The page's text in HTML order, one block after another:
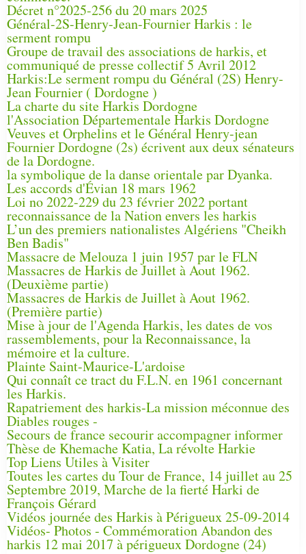
Décret n°2025-256 du 20 mars 2025
Général-2S-Henry-Jean-Fournier Harkis : le
serment rompu
Groupe de travail des associations de harkis, et
communiqué de presse collectif 5 Avril 2012
Harkis:Le serment rompu du Général (2S) Henry-
Jean Fournier ( Dordogne )
La charte du site Harkis Dordogne
l'Association Départementale Harkis Dordogne
Veuves et Orphelins et le Général Henry-jean
Fournier Dordogne (2s) écrivent aux deux sénateurs
de la Dordogne.
la symbolique de la danse orientale par Dyanka.
Les accords d'Évian 18 mars 1962
Loi no 2022-229 du 23 février 2022 portant
reconnaissance de la Nation envers les harkis
L’un des premiers nationalistes Algériens "Cheikh
Ben Badis"
Massacre de Melouza 1 juin 1957 par le FLN
Massacres de Harkis de Juillet à Aout 1962.
(Deuxième partie)
Massacres de Harkis de Juillet à Aout 1962.
(Première partie)
Mise à jour de l'Agenda Harkis, les dates de vos
rassemblements, pour la Reconnaissance, la
mémoire et la culture.
Plainte Saint-Maurice-L'ardoise
Qui connaît ce tract du F.L.N. en 1961 concernant
les Harkis.
Rapatriement des harkis-La mission méconnue des
Diables rouges -
Secours de france secourir accompagner informer
Thèse de Khemache Katia, La révolte Harkie
Top Liens Utiles à Visiter
Toutes les cartes du Tour de France, 14 juillet au 25
Septembre 2019, Marche de la fierté Harki de
François Gérard
Vidéos journée des Harkis à Périgueux 25-09-2014
Vidéos- Photos - Commémoration Abandon des
harkis 12 mai 2017 à périgueux Dordogne (24)